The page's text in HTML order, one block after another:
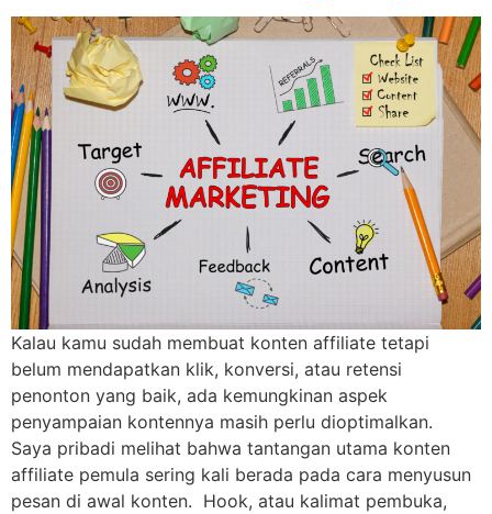
Kalau kamu sudah membuat konten affiliate tetapi
belum mendapatkan klik, konversi, atau retensi
penonton yang baik, ada kemungkinan aspek
penyampaian kontennya masih perlu dioptimalkan.
Saya pribadi melihat bahwa tantangan utama konten
affiliate pemula sering kali berada pada cara menyusun
pesan di awal konten. Hook, atau kalimat pembuka,